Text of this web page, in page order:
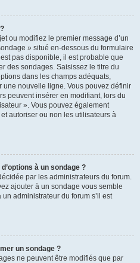
ou modifiez le premier message d’un
» situé en-dessous du formulaire
pas disponible, il est probable que
des sondages. Saisissez le titre du
dans les champs adéquats,
nouvelle ligne. Vous pouvez définir
peuvent insérer en modifiant, lors du
». Vous pouvez également
autoriser ou non les utilisateurs à
à un sondage ?
par les administrateurs du forum.
ajouter à un sondage vous semble
administrateur du forum s’il est
un sondage ?
ne peuvent être modifiés que par